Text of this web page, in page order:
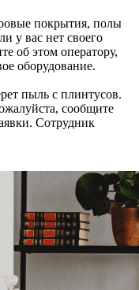
покрытия, полы
у вас нет своего
об этом оператору,
оборудование.
пыль с плинтусов.
сообщите
Сотрудник